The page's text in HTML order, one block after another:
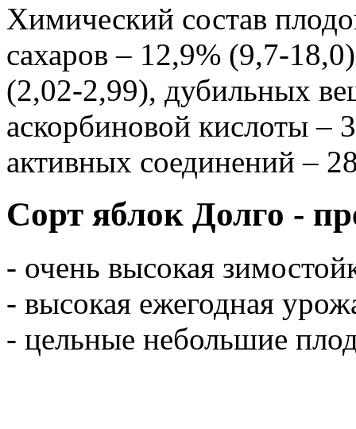
Химический состав
сахаров – 12,9% (9,7-
(2,02-2,99), дубильных
аскорбиновой кислоты –
активных соединений –
Сорт яблок Долго -
- очень высокая
- высокая ежегодная
- цельные небольшие